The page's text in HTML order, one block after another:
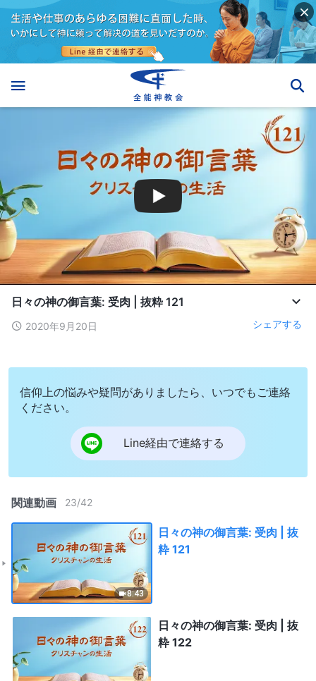
日々の神の御言葉: 受肉 | 抜粋 121
2020年9月20日 シェアする
信仰上の悩みや疑問がありましたら、いつでもご連絡
ください。
Line経由で連絡する
関連動画 23/42
8:43
日々の神の御言葉: 受肉 | 抜
粋 121
日々の神の御言葉: 受肉 | 抜
粋 122